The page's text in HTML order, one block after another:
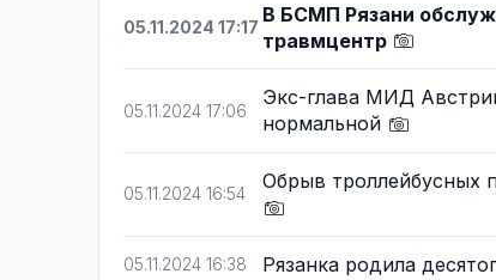
05.11.2024 17:17
В БСМП Рязани
травмцентр
05.11.2024 17:06
Экс-глава МИД
нормальной
05.11.2024 16:54
Обрыв троллейбусных
05.11.2024 16:38 Рязанка родила